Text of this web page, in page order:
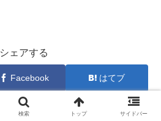
シェアする
Facebook はてブ
コピー
検索 トップ サイドバー